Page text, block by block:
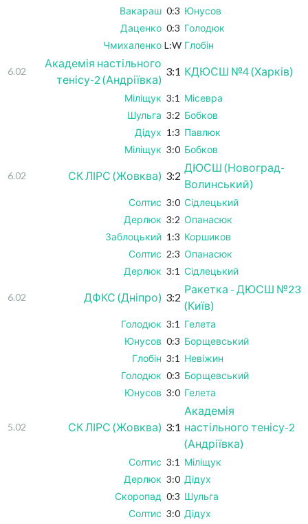
Вакараш 0:3 Юнусов
Даценко 0:3 Голодюк
Чмихаленко L:W Глобін
6.02
Академія настільного
тенісу-2 (Андріївка)
3:1 КДЮСШ №4 (Харків)
Міліщук 3:1 Місевра
Шульга 3:2 Бобков
Дідух 1:3 Павлюк
Міліщук 3:0 Бобков
6.02 СК ЛІРС (Жовква) 3:2
ДЮСШ (Новоград-
Волинський)
Солтис 3:0 Сідлецький
Дерлюк 3:2 Опанасюк
Заблоцький 1:3 Коршиков
Солтис 2:3 Опанасюк
Дерлюк 3:1 Сідлецький
6.02 ДФКС (Дніпро) 3:2
Ракетка - ДЮСШ №23
(Київ)
Голодюк 3:1 Гелета
Юнусов 0:3 Борщевський
Глобін 3:1 Невіжин
Голодюк 0:3 Борщевський
Юнусов 3:0 Гелета
5.02 СК ЛІРС (Жовква) 3:1
Академія
настільного тенісу-2
(Андріївка)
Солтис 3:1 Міліщук
Дерлюк 3:0 Дідух
Скоропад 0:3 Шульга
Солтис 3:0 Дідух